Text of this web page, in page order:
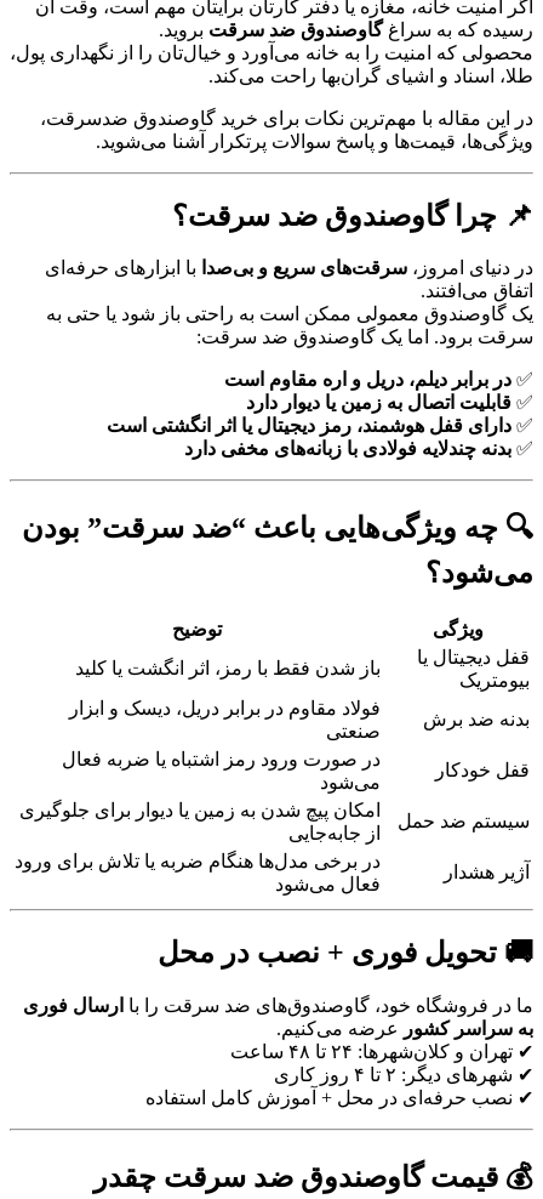
اگر امنیت خانه، مغازه یا دفتر کارتان برایتان مهم است، وقت آن
رسیده که به سراغگاوصندوق ضد سرقت بروید.
محصولی که امنیت را به خانه می‌آورد و خیال‌تان را از نگهداری پول،
طلا، اسناد و اشیای گران‌بها راحت می‌کند.
در این مقاله با مهم‌ترین نکات برای خرید گاوصندوق ضدسرقت،
ویژگی‌ها، قیمت‌ها و پاسخ سوالات پرتکرار آشنا می‌شوید.
📌 چرا گاوصندوق ضد سرقت؟
در دنیای امروز، سرقت‌های سریع و بی‌صدا با ابزارهای حرفه‌ای
اتفاق می‌افتند.
یک گاوصندوق معمولی ممکن است به راحتی باز شود یا حتی به
سرقت برود. اما یک گاوصندوق ضد سرقت:
✅ در برابر دیلم، دریل و اره مقاوم است
✅ قابلیت اتصال به زمین یا دیوار دارد
✅ دارای قفل هوشمند، رمز دیجیتال یا اثر انگشتی است
✅ بدنه چندلایه فولادی با زبانه‌های مخفی دارد
🔍 چه ویژگی‌هایی باعث “ضد سرقت” بودن
می‌شود؟
ویژگی
توضیح
قفل دیجیتال یا
بیومتریک
باز شدن فقط با رمز، اثر انگشت یا کلید
بدنه ضد برش
فولاد مقاوم در برابر دریل، دیسک و ابزار
صنعتی
قفل خودکار
در صورت ورود رمز اشتباه یا ضربه فعال
می‌شود
سیستم ضد حمل
امکان پیچ شدن به زمین یا دیوار برای جلوگیری
از جابه‌جایی
آژیر هشدار
در برخی مدل‌ها هنگام ضربه یا تلاش برای ورود
فعال می‌شود
🚚 تحویل فوری + نصب در محل
ما در فروشگاه خود، گاوصندوق‌های ضد سرقت را با ارسال فوری
به سراسر کشور
عرضه می‌کنیم.
✔ تهران و کلان‌شهرها: ۲۴ تا ۴۸ ساعت
✔ شهرهای دیگر: ۲ تا ۴ روز کاری
✔ نصب حرفه‌ای در محل + آموزش کامل استفاده
💰 قیمت گاوصندوق ضد سرقت چقدر